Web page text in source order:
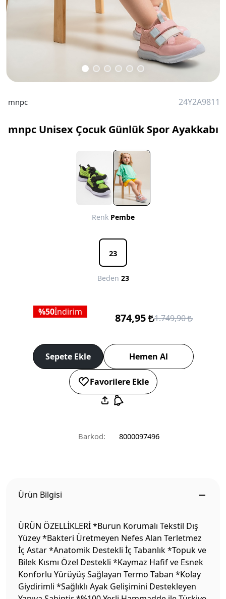
mnpc 24Y2A9811
mnpc Unisex Çocuk Günlük Spor Ayakkabı
Renk Pembe
23
Beden 23
50İndirim 874,95 1.749,90
Sepete Ekle Hemen Al
Favorilere Ekle
Barkod: 8000097496
Ürün Bilgisi
ÜRÜN ÖZELLİKLERİ *Burun Korumalı Tekstil Dış
Yüzey *Bakteri Üretmeyen Nefes Alan Terletmez
İç Astar *Anatomik Destekli İç Tabanlık *Topuk ve
Bilek Kısmı Özel Destekli *Kaymaz Hafif ve Esnek
Konforlu Yürüyüş Sağlayan Termo Taban *Kolay
Giydirimli *Sağlıklı Ayak Gelişimini Destekleyen